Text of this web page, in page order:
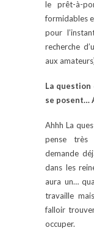
le prêt-à-
formidables
pour
recherche
aux
La
se posent…
Ahhh La
pense très
demande
dans les
aura un…
travaille
falloir
occuper.